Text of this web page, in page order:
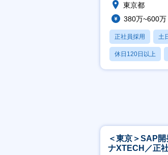
東京都
380万~600万
正社員採用 土
休日120日以上
月残業20時間以内
＜東京＞SAP
ナXTECH／正